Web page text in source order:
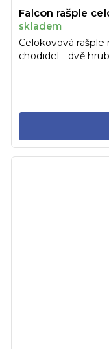
Falcon rašple
skladem
Celokovová
chodidel - dvě